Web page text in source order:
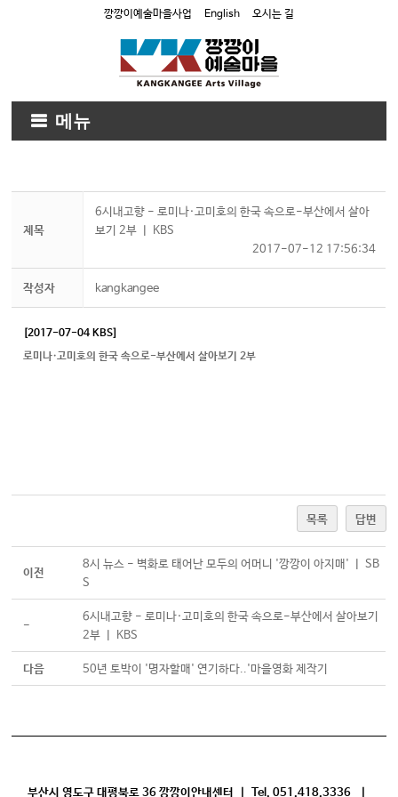
깡깡이예술마을사업 English 오시는 길
메뉴
제목
6시내고향 - 로미나·고미호의 한국 속으로-부산에서 살아
보기 2부 ㅣ KBS
2017-07-12 17:56:34
작성자 kangkangee
[2017-07-04 KBS]
로미나·고미호의 한국 속으로-부산에서 살아보기 2부
목록 답변
이전
8시 뉴스 - 벽화로 태어난 모두의 어머니 '깡깡이 아지매' ㅣ SB
S
-
6시내고향 - 로미나·고미호의 한국 속으로-부산에서 살아보기
2부 ㅣ KBS
다음 50년 토박이 '명자할매' 연기하다..'마을영화 제작기
부산시 영도구 대평북로 36 깡깡이안내센터 | Tel. 051.418.3336 |